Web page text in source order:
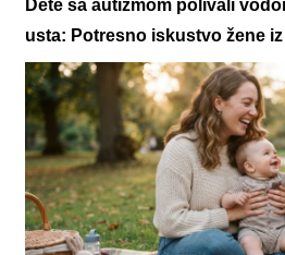
Dete sa autizmom polivali
usta: Potresno iskustvo žene